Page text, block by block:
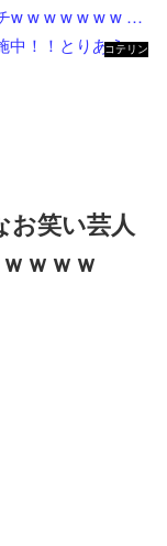
【画像】アイドルのオフ会の光景、レベチw w w w w w w w w w w
【期間限定】MGS動画が100円セール実施中！！とりあえず全部買うやろｗｗｗｗｗ
コテリン
お笑い芸人
ｗｗｗ